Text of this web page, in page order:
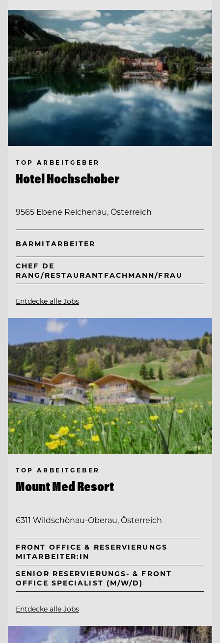
TOP ARBEITGEBER
Hotel Hochschober
9565 Ebene Reichenau, Österreich
BARMITARBEITER
CHEF DE
RANG/RESTAURANTFACHMANN/FRAU
Entdecke alle Jobs
TOP ARBEITGEBER
Mount Med Resort
6311 Wildschönau-Oberau, Österreich
FRONT OFFICE & RESERVIERUNGS
MITARBEITER:IN
SENIOR RESERVIERUNGS- & FRONT
OFFICE SPECIALIST (M/W/D)
Entdecke alle Jobs